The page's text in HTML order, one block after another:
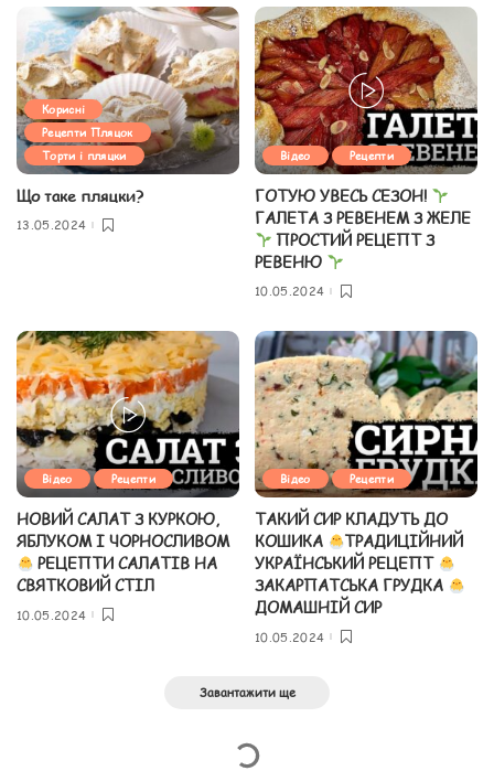
Корисні
Рецепти Пляцок
Торти і пляцки
Що таке пляцки?
13.05.2024
Відео Рецепти
ГОТУЮ УВЕСЬ СЕЗОН!
ГАЛЕТА З РЕВЕНЕМ З ЖЕЛЕ
ПРОСТИЙ РЕЦЕПТ З
РЕВЕНЮ
10.05.2024
Відео Рецепти
НОВИЙ САЛАТ З КУРКОЮ,
ЯБЛУКОМ І ЧОРНОСЛИВОМ
РЕЦЕПТИ САЛАТІВ НА
СВЯТКОВИЙ СТІЛ
10.05.2024
Відео Рецепти
ТАКИЙ СИР КЛАДУТЬ ДО
КОШИКА
ТРАДИЦІЙНИЙ
УКРАЇНСЬКИЙ РЕЦЕПТ
ЗАКАРПАТСЬКА ГРУДКА
ДОМАШНІЙ СИР
10.05.2024
Завантажити ще